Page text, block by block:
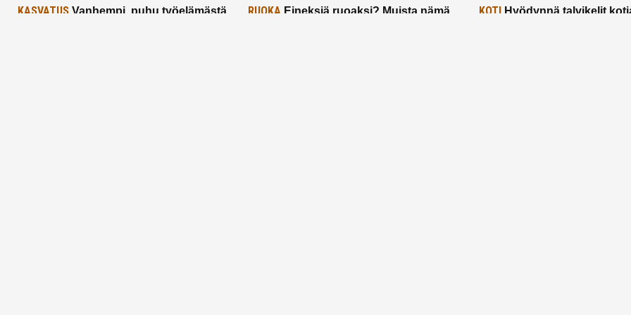
KASVATUS Vanhempi, puhu työelämästä
RUOKA Eineksiä ruoaksi? Muista nämä
KOTIHyödynnä talvikelit